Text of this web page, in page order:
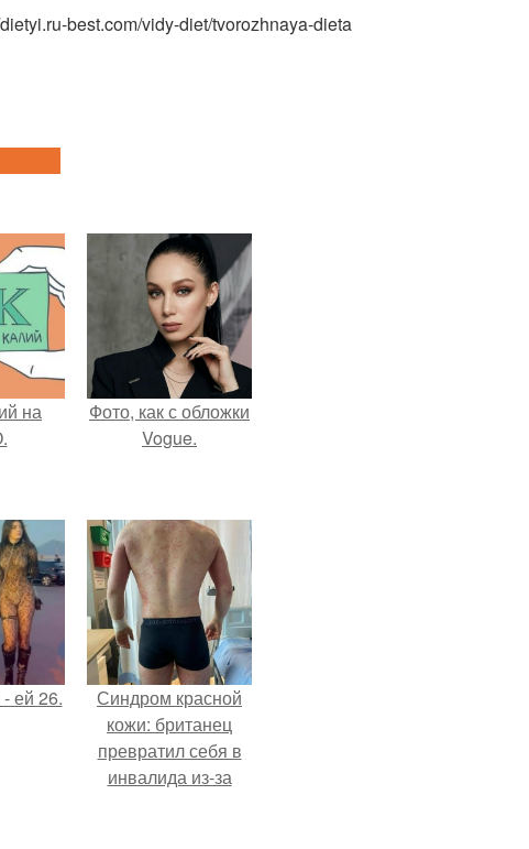
best.com/vidy-diet/tvorozhnaya-dieta
на
Фото, как с обложки
Vogue.
ей 26.
Синдром красной
кожи: британец
превратил себя в
инвалида из-за